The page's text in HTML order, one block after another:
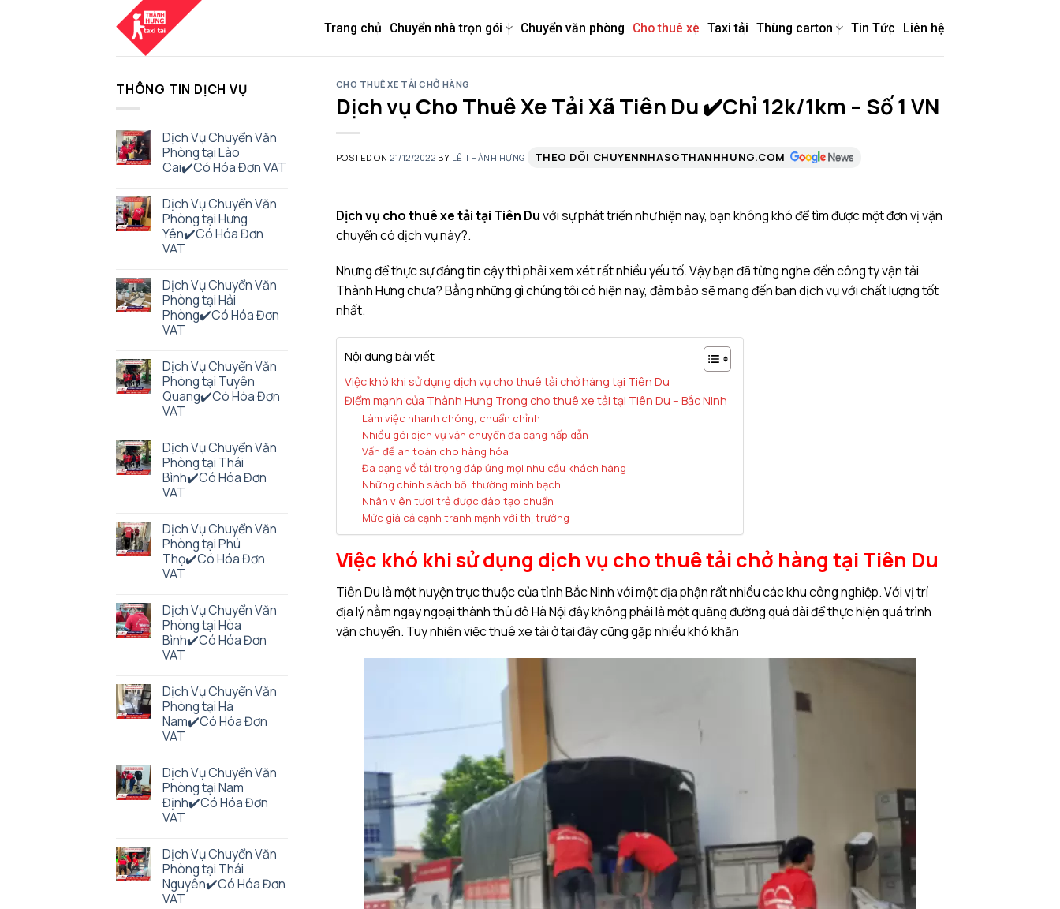
Trang chủ Chuyển nhà trọn gói Chuyển văn phòng Cho thuê xe Taxi tải Thùng carton Tin Tức Liên hệ
THÔNG TIN DỊCH VỤ
Dịch Vụ Chuyển Văn
Phòng tại Lào
Cai✔️Có Hóa Đơn VAT
Dịch Vụ Chuyển Văn
Phòng tại Hưng
Yên✔️Có Hóa Đơn
VAT
Dịch Vụ Chuyển Văn
Phòng tại Hải
Phòng✔️Có Hóa Đơn
VAT
Dịch Vụ Chuyển Văn
Phòng tại Tuyên
Quang✔️Có Hóa Đơn
VAT
Dịch Vụ Chuyển Văn
Phòng tại Thái
Bình✔️Có Hóa Đơn
VAT
Dịch Vụ Chuyển Văn
Phòng tại Phú
Thọ✔️Có Hóa Đơn
VAT
Dịch Vụ Chuyển Văn
Phòng tại Hòa
Bình✔️Có Hóa Đơn
VAT
Dịch Vụ Chuyển Văn
Phòng tại Hà
Nam✔️Có Hóa Đơn
VAT
Dịch Vụ Chuyển Văn
Phòng tại Nam
Định✔️Có Hóa Đơn
VAT
Dịch Vụ Chuyển Văn
Phòng tại Thái
Nguyên✔️Có Hóa Đơn
VAT
CHO THUÊ XE TẢI CHỞ HÀNG
Dịch vụ Cho Thuê Xe Tải Xã Tiên Du ✔️Chỉ 12k/1km – Số 1 VN
POSTED ON21/12/2022 BY LÊ THÀNH HƯNG THEO DÕI CHUYENNHASGTHANHHUNG.COM
Dịch vụ cho thuê xe tải tại Tiên Duvới sự phát triển như hiện nay, bạn không khó để tìm được một đơn vị vận
chuyển có dịch vụ này?.
Nhưng để thực sự đáng tin cậy thì phải xem xét rất nhiều yếu tố. Vậy bạn đã từng nghe đến công ty vận tải
Thành Hưng chưa? Bằng những gì chúng tôi có hiện nay, đảm bảo sẽ mang đến bạn dịch vụ với chất lượng tốt
nhất.
Nội dung bài viết
Việc khó khi sử dụng dịch vụ cho thuê tải chở hàng tại Tiên Du
Điểm mạnh của Thành Hưng Trong cho thuê xe tải tại Tiên Du – Bắc Ninh
Làm việc nhanh chóng, chuẩn chỉnh
Nhiều gói dịch vụ vận chuyển đa dạng hấp dẫn
Vấn đề an toàn cho hàng hóa
Đa dạng về tải trọng đáp ứng mọi nhu cầu khách hàng
Những chính sách bồi thường minh bạch
Nhân viên tươi trẻ được đào tạo chuẩn
Mức giá cả cạnh tranh mạnh với thị trường
Việc khó khi sử dụng dịch vụ cho thuê tải chở hàng tại Tiên Du
Tiên Du là một huyện trực thuộc của tỉnh Bắc Ninh với một địa phận rất nhiều các khu công nghiệp. Với vị trí
địa lý nằm ngay ngoại thành thủ đô Hà Nội đây không phải là một quãng đường quá dài để thực hiện quá trình
vận chuyển. Tuy nhiên việc thuê xe tải ở tại đây cũng gặp nhiều khó khăn